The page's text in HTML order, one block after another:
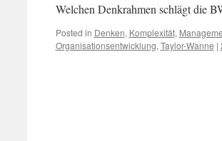
Welchen Denkrahmen schlägt die
Posted in Denken, Komplexität,
Organisationsentwicklung, Taylor-Wanne |